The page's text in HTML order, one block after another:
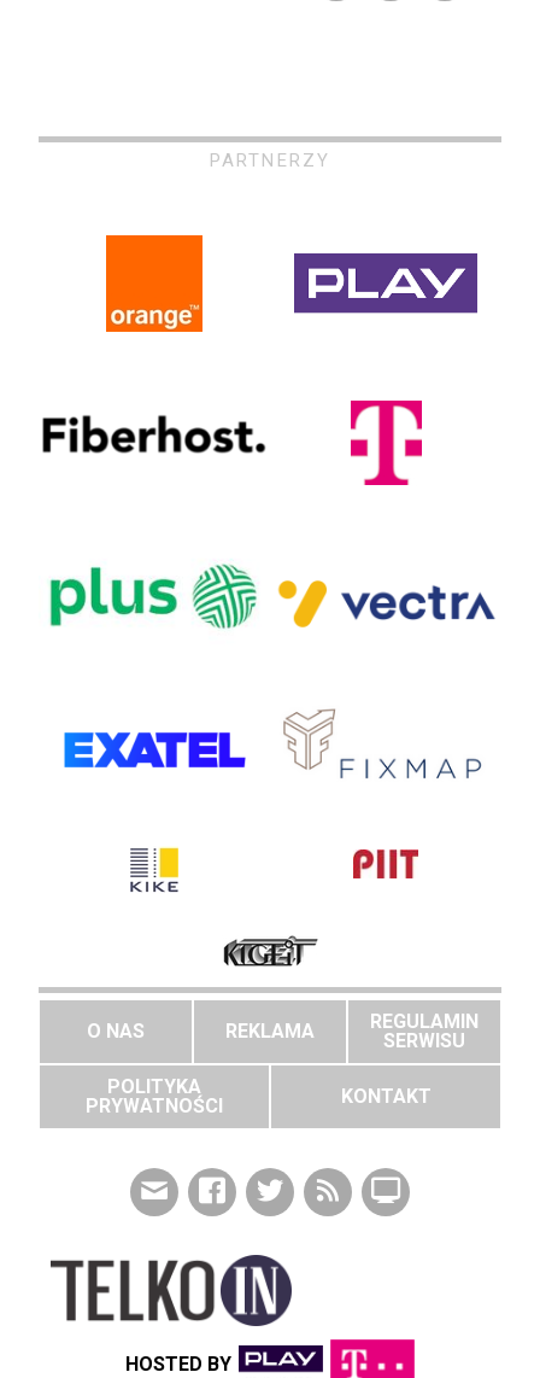
PARTNERZY
O NAS REKLAMA
REGULAMIN
SERWISU
POLITYKA
PRYWATNOŚCI
KONTAKT
HOSTED BY